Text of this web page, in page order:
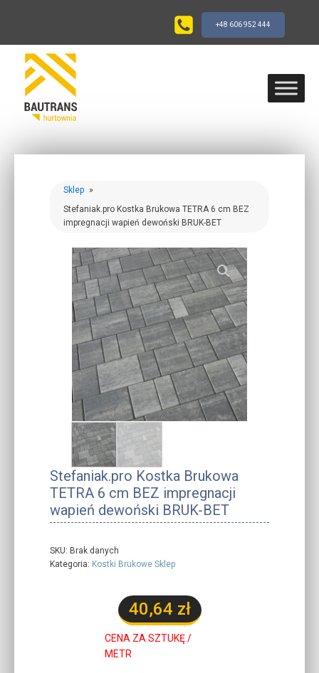
+48 606 952 444
Sklep »
Stefaniak.pro Kostka Brukowa TETRA 6 cm BEZ
impregnacji wapień dewoński BRUK-BET
Stefaniak.pro Kostka Brukowa
TETRA 6 cm BEZ impregnacji
wapień dewoński BRUK-BET
SKU: Brak danych
Kategoria: Kostki Brukowe Sklep
40,64 zł
CENA ZA SZTUKĘ /
METR